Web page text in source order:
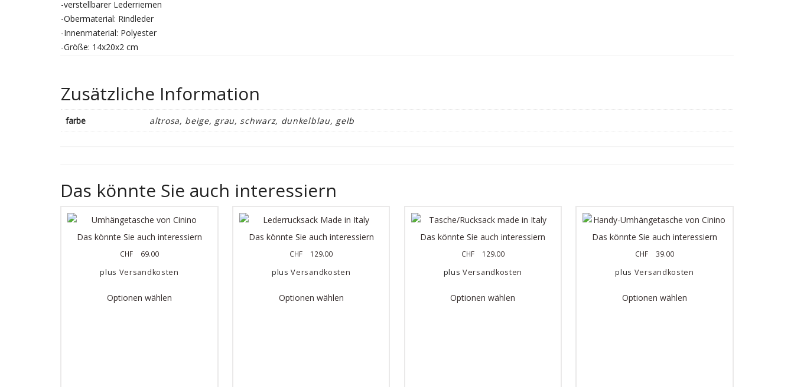
-verstellbarer Lederriemen
-Obermaterial: Rindleder
-Innenmaterial: Polyester
-Größe: 14x20x2 cm
Zusätzliche Information
farbe altrosa, beige, grau, schwarz, dunkelblau, gelb
Das könnte Sie auch interessiern
Das könnte Sie auch interessiern
CHF
69.00
plus Versandkosten
Optionen wählen
Das könnte Sie auch interessiern
CHF
129.00
plusVersandkosten
Optionen wählen
Das könnte Sie auch interessiern
CHF
129.00
plusVersandkosten
Optionen wählen
Das könnte Sie auch interessiern
CHF
39.00
plus Versandkosten
Optionen wählen